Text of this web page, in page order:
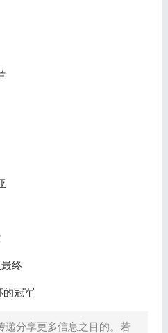
终
的冠军
递分享更多信息之目的。若